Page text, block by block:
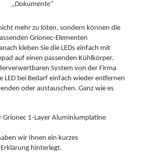
„Dokumente“
mehr zu löten, sondern können die
Grionec-Elementen
kleben Sie die LEDs einfach mit
auf einen passenden Kühlkörper.
System von der Firma
LED bei Bedarf einfach wieder entfernen
oder austauschen. Ganz wie es
Grionec 1-Layer Aluminiumplatine
wir Ihnen ein kurzes
hinterlegt.